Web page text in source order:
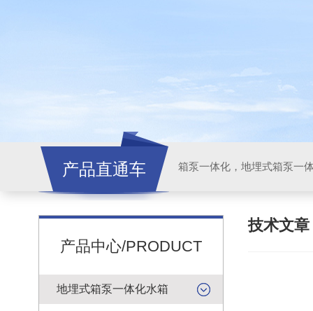
产品直通车
产品中心/PRODUCT
地埋式箱泵一体化水箱
技术文章